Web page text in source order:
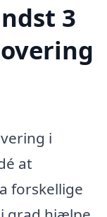
3
i
at
forskellige